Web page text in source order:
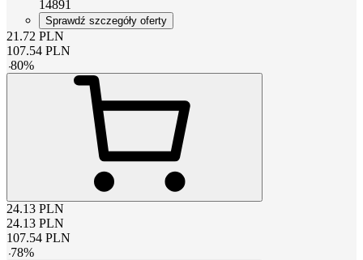
14891
Sprawdź szczegóły oferty
21.72 PLN
107.54 PLN
-80%
24.13 PLN
24.13 PLN
107.54 PLN
-78%